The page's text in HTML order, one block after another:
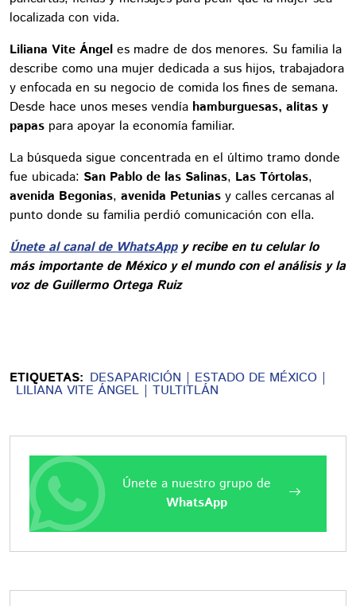
localizada con vida.
Liliana Vite Ángel es madre de dos menores. Su familia la
describe como una mujer dedicada a sus hijos, trabajadora
y enfocada en su negocio de comida los fines de semana.
Desde hace unos meses vendía hamburguesas, alitas y
papas para apoyar la economía familiar.
La búsqueda sigue concentrada en el último tramo donde
fue ubicada: San Pablo de las Salinas, Las Tórtolas,
avenida Begonias, avenida Petunias y calles cercanas al
punto donde su familia perdió comunicación con ella.
Únete al canal de WhatsAppy recibe en tu celular lo
más importante de México y el mundo con el análisis y la
voz de Guillermo Ortega Ruiz
ETIQUETAS: DESAPARICIÓN ESTADO DE MÉXICO
LILIANA VITE ÁNGEL TULTITLÁN
Únete a nuestro grupo de
WhatsApp